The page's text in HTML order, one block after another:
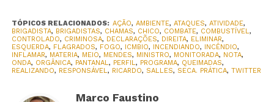
TÓPICOS RELACIONADOS: AÇÃO, AMBIENTE, ATAQUES, ATIVIDADE,
BRIGADISTA, BRIGADISTAS, CHAMAS, CHICO, COMBATE, COMBUSTÍVEL,
CONTROLADO, CRIMINOSA, DECLARAÇÕES, DIREITA, ELIMINAR,
ESQUERDA, FLAGRADOS, FOGO, ICMBIO, INCENDIANDO, INCÊNDIO,
INFLAMAR, MATERIA, MEIO, MENDES, MINISTRO, MONITORADA, NOTA,
ONDA, ORGÂNICA, PANTANAL, PERFIL, PROGRAMA, QUEIMADAS,
REALIZANDO, RESPONSÁVEL, RICARDO, SALLES, SECA. PRÁTICA, TWITTER
Marco Faustino